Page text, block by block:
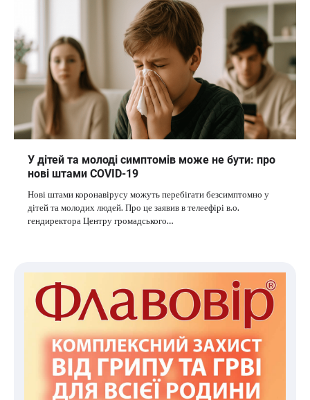
У дітей та молоді симптомів може не бути: про
нові штами COVID-19
Нові штами коронавірусу можуть перебігати безсимптомно у
дітей та молодих людей. Про це заявив в телеефірі в.о.
гендиректора Центру громадського…